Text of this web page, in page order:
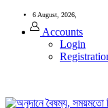
6 August, 2026,
Accounts
Login